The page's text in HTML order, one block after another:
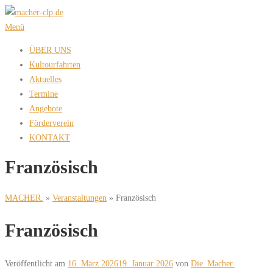
Zum
Inhalt
Menü
ÜBER UNS
Kultourfahrten
Aktuelles
Termine
Angebote
Förderverein
KONTAKT
Französisch
MACHER. » Veranstaltungen » Französisch
Französisch
Veröffentlicht am 16. März 202619. Januar 2026 von Die_Macher.